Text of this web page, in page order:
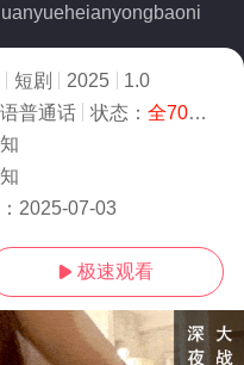
短剧 2025
1.0
普通话 状态： 全70集
2025-07-03
 极速观看